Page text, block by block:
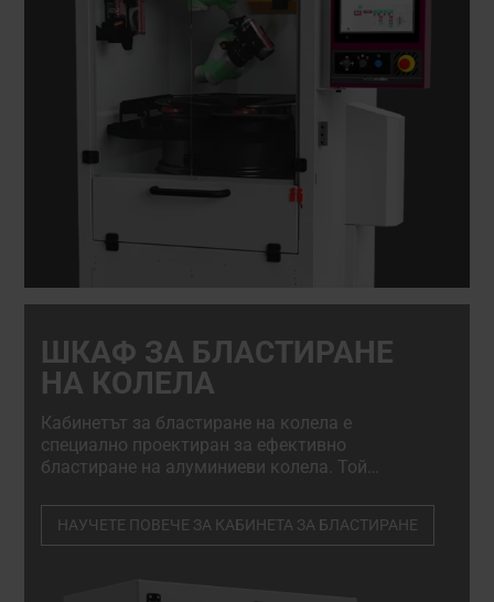
ШКАФ ЗА БЛАСТИРАНЕ
НА КОЛЕЛА
Кабинетът за бластиране на колела е
специално проектиран за ефективно
бластиране на алуминиеви колела. Той
шлифовани с диамант колела, както и подобни
материали, като осигурява безупречни
НАУЧЕТЕ ПОВЕЧЕ ЗА КАБИНЕТА ЗА БЛАСТИРАНЕ